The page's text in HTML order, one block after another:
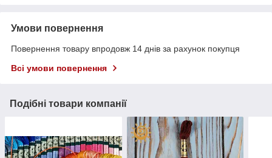
Умови повернення
Повернення товару впродовж 14 днів за рахунок покупця
Всі умови повернення
Подібні товари компанії